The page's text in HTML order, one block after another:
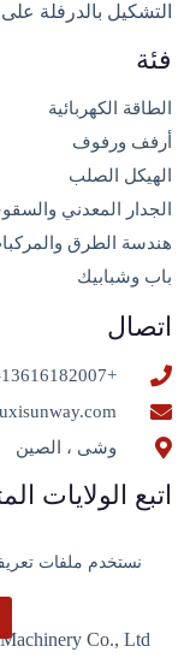
نستخدم ملفات
التشكيل بالدرفلة على
فئة
الطاقة الكهربائية
أرفف ورفوف
الهيكل الصلب
الجدار المعدني
هندسة الطرق
باب وشبابيك
اتصال
+86-13616182007
وشى ، الصين
اتبع الولايات
Co., Ltd